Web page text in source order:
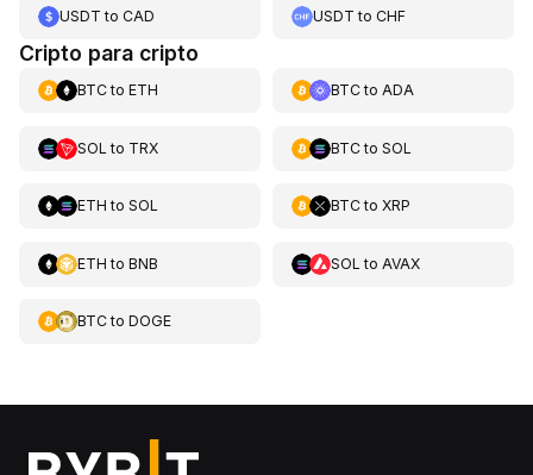
USDT to CAD USDT toCHF
Cripto para cripto
BTCto ETH BTCto ADA
SOL to TRX BTCto SOL
ETH to SOL BTCto XRP
ETH to BNB SOL to AVAX
BTCto DOGE